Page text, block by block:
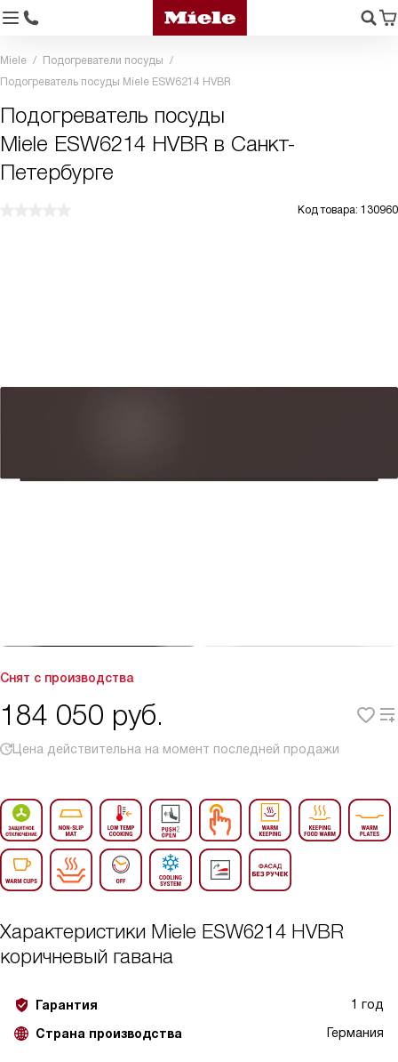
Miele
Подогреватели посуды
Подогреватель посуды Miele ESW6214 HVBR
Подогреватель посуды
Miele ESW6214 HVBR в Санкт-
Петербурге
Код товара: 130960
Снят с производства
184 050 руб.
Цена действительна на момент последней продажи
Характеристики Miele ESW6214 HVBR
коричневый гавана
Гарантия 1 год
Страна производства Германия